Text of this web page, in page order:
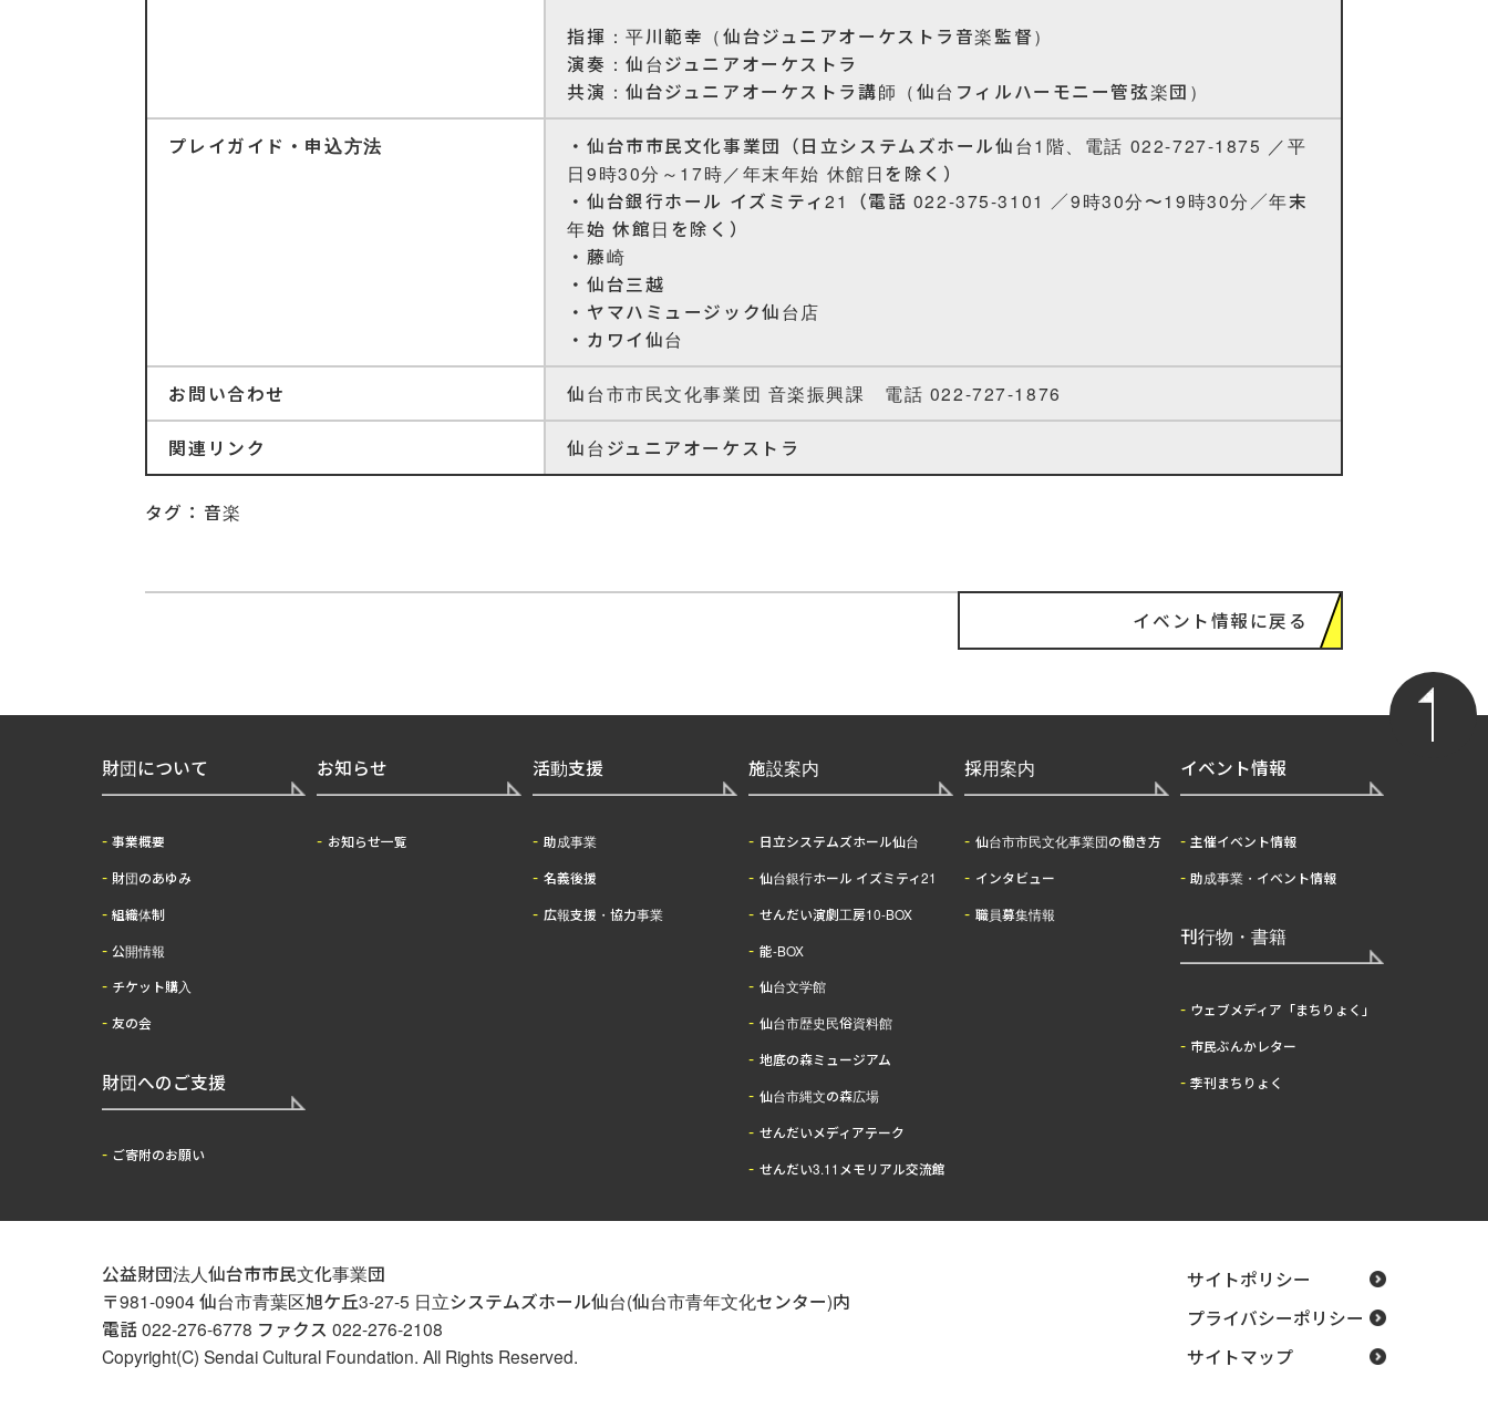
指揮：平川範幸（仙台ジュニアオーケストラ音楽監督）
演奏：仙台ジュニアオーケストラ
共演：仙台ジュニアオーケストラ講師（仙台フィルハーモニー管弦楽団）
プレイガイド・申込方法
・仙台市市民文化事業団（日立システムズホール仙台1階、電話 022-727-1875 ／平
日9時30分～17時／年末年始 休館日を除く）
・仙台銀行ホール イズミティ21（電話 022-375-3101 ／9時30分～19時30分／年末
年始 休館日を除く）
・藤崎
・仙台三越
・ヤマハミュージック仙台店
・カワイ仙台
お問い合わせ 仙台市市民文化事業団 音楽振興課 電話 022-727-1876
関連リンク 仙台ジュニアオーケストラ
タグ： 音楽
イベント情報に戻る
財団について
事業概要
財団のあゆみ
組織体制
公開情報
チケット購入
友の会
財団へのご支援
ご寄附のお願い
お知らせ
お知らせ一覧
活動支援
助成事業
名義後援
広報支援・協力事業
施設案内
日立システムズホール仙台
仙台銀行ホール イズミティ21
せんだい演劇工房10-BOX
能-BOX
仙台文学館
仙台市歴史民俗資料館
地底の森ミュージアム
仙台市縄文の森広場
せんだいメディアテーク
せんだい3.11メモリアル交流館
採用案内
仙台市市民文化事業団の働き方
インタビュー
職員募集情報
イベント情報
主催イベント情報
助成事業・イベント情報
刊行物・書籍
ウェブメディア「まちりょく」
市民ぶんかレター
季刊まちりょく
サイトポリシー
プライバシーポリシー
サイトマップ
公益財団法人仙台市市民文化事業団
〒981-0904 仙台市青葉区旭ケ丘3-27-5 日立システムズホール仙台(仙台市青年文化センター)内
電話 022-276-6778 ファクス 022-276-2108
Copyright(C) Sendai Cultural Foundation. All Rights Reserved.